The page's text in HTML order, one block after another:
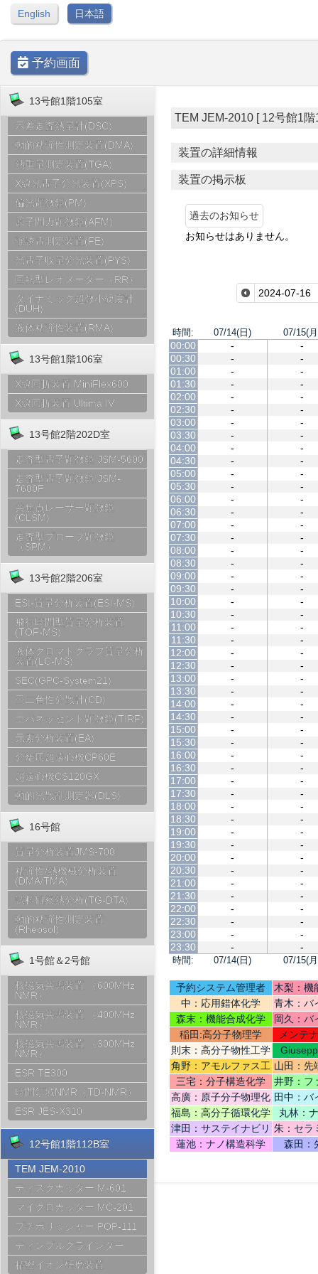
English 日本語
予約画面
13号館1階105室
示差走査熱量計(DSC)
動的粘弾性測定装置(DMA)
熱重量測定装置(TGA)
X線光電子分光装置(XPS)
偏光顕微鏡(PM)
原子間力顕微鏡(AFM)
強誘電測定装置(FE)
光電子収量分光装置(PYS)
回転型レオメーター（RR）
ダイナミック超微小硬度計
(DUH)
液体粘弾性装置(RMA)
13号館1階106室
X線回折装置 MiniFlex600
X線回折装置 Ultima IV
13号館2階202D室
走査型電子顕微鏡 JSM-5600
走査型電子顕微鏡 JSM-
7600F
共焦点レーザー顕微鏡
(CLSM)
走査型プローブ顕微鏡
（SPM）
13号館2階206室
ESI-質量分析装置(ESI-MS)
飛行時間型質量分析装置
(TOF-MS)
液体クロマトグラフ質量分析
装置(LC-MS)
SEC(GPC-System21)
円二色性分散計(CD)
エバネッセント顕微鏡(TIRF)
元素分析装置(EA)
分離用超遠心機CP60E
超遠心機CS120GX
動的光散乱測定器(DLS)
16号館
質量分析装置JMS-700
粘弾性/熱機械分析装置
(DMA/TMA)
試料観察熱分析(TG-DTA)
動的粘弾性測定装置
(Rheosol)
1号館＆2号館
核磁気共鳴装置 （600MHz
NMR）
核磁気共鳴装置 （400MHz
NMR）
核磁気共鳴装置 （300MHz
NMR）
ESR TE300
時間領域NMR（TD-NMR）
ESR JES-X310
12号館1階112B室
TEM JEM-2010
ディスクカッター M-601
マイクロカッター MC-201
プチポリッシャー POP-111
ディンプルグラインダー
精密イオン研磨装置
TEM JEM-2010 [ 12号館1
装置の詳細情報
装置の掲示板
過去のお知らせ
お知らせはありません。
時間: 07/14(日) 07/15(
時間: 07/14(日) 07/15(
00:00 -
-
00:30
-
-
01:00
-
-
01:30
-
-
02:00
-
-
02:30
-
-
03:00
-
-
03:30
-
-
04:00
-
-
04:30
-
-
05:00
-
-
05:30
-
-
06:00
-
-
06:30
-
-
07:00
-
-
07:30
-
-
08:00
-
-
08:30
-
-
09:00
-
-
09:30
-
-
10:00
-
-
10:30
-
-
11:00
-
-
11:30
-
-
12:00
-
-
12:30
-
-
13:00
-
-
13:30
-
-
14:00
-
-
14:30
-
-
15:00
-
-
15:30
-
-
16:00
-
-
16:30
-
-
17:00
-
-
17:30
-
-
18:00
-
-
18:30
-
-
19:00
-
-
19:30
-
-
20:00
-
-
20:30
-
-
21:00
-
-
21:30
-
-
22:00
-
-
22:30
-
-
23:00
-
-
23:30
- -
予約システム管理者
木梨：機
中：応用錯体化学
青木：バ
テリ
森末：機能合成化学
岡久：バ
稲田:高分子物理学
メンテ
則末：高分子物性工学
角野：アモルファス工
学
山田：先
機
三宅：分子構造化学
井野：フ
高廣：原子分子物理化
学
田中：バ
福島：高分子循環化学
丸林：
津田：サステイナビリ
ティデザイン
朱：セラ
蓮池：ナノ構造科学
森田：